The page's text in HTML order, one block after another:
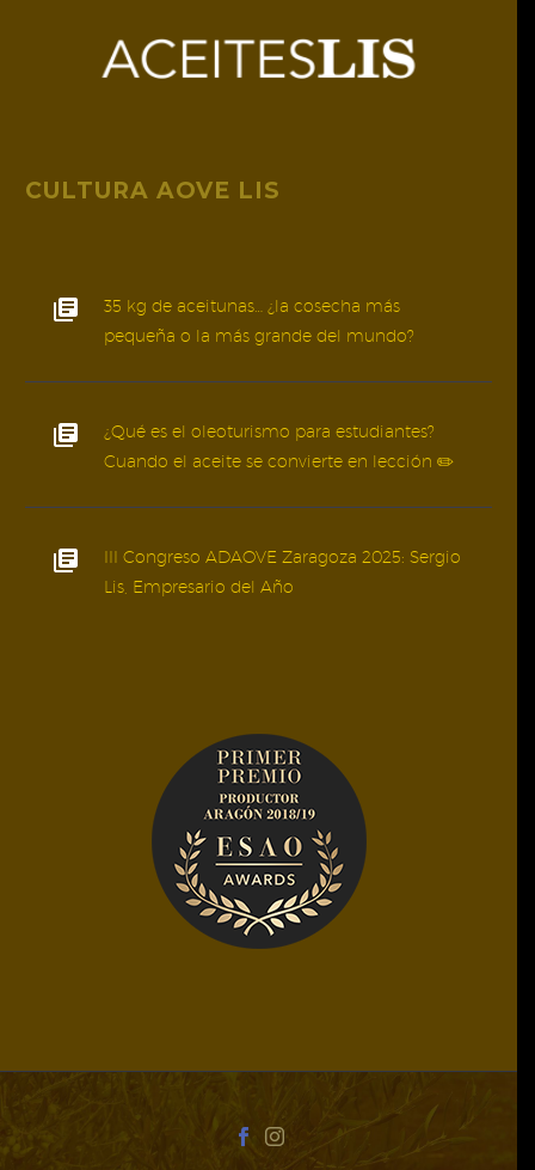
CULTURA AOVE LIS
35 kg de aceitunas… ¿la cosecha más
pequeña o la más grande del mundo?
¿Qué es el oleoturismo para estudiantes?
Cuando el aceite se convierte en lección ✏️
III Congreso ADAOVE Zaragoza 2025: Sergio
Lis, Empresario del Año